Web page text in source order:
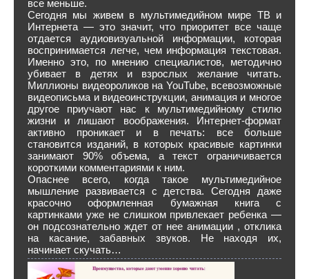
все меньше.
Сегодня мы живем в мультимедийном мире ТВ и
Интернета — это значит, что приоритет все чаще
отдается аудиовизуальной информации, которая
воспринимается легче, чем информация текстовая.
Именно это, по мнению специалистов, методично
убивает в детях и взрослых желание читать.
Миллионы видеороликов на YouTube, всевозможные
видеописьма и видеоинструкции, анимация и многое
другое приучают нас к мультимедийному стилю
жизни и лишают воображения. Интернет-формат
активно проникает и в печать: все больше
становится изданий, в которых красивые картинки
занимают 90% объема, а текст ограничивается
короткими комментариями к ним.
Опаснее всего, когда такое мультимедийное
мышление развивается с детства. Сегодня даже
красочно оформленная бумажная книга с
картинками уже не слишком привлекает ребенка —
он подсознательно ждет от нее анимации , отклика
на касание, забавных звуков. Не находя их,
начинает скучать…